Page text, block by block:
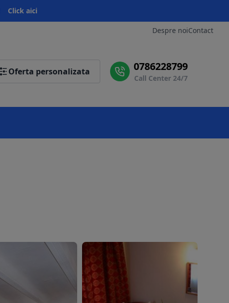
Click aici
Despre noiContact
Oferta personalizata 0786228799
Call Center 24/7